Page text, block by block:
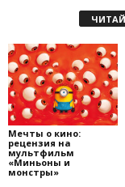
Мечты о кино:
рецензия на
мультфильм
«Миньоны и
монстры»